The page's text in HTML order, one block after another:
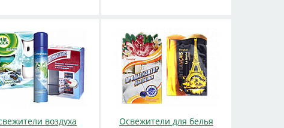
воздуха Освежители для белья